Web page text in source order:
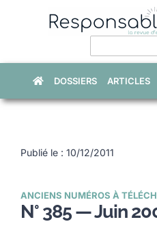
DOSSIERS ARTICLES
Publié le : 10/12/2011
ANCIENS NUMÉROS À
N° 385 — Juin